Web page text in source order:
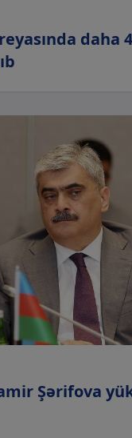
daha
Şərifova